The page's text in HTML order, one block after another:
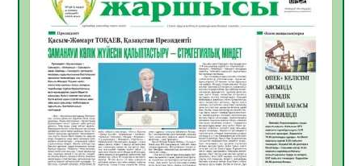
Инфекциялық ауруларға қарсы иммундау
жұмыстарының тиімділігі
06.08.2026
54
Көкжөтел ауруы туралы
06.08.2026
52
АПВ вакцинасы туралы мәлімет
06.08.2026
50